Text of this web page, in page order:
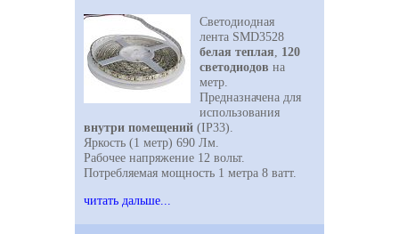
Светодиодная
лента SMD3528
белая теплая
120
светодиодов на
метр.
Предназначена для
использования
внутри помещений (IP33).
Яркость (1 метр) 690 Лм.
Рабочее напряжение 12 вольт.
Потребляемая мощность 1 метра 8 ватт.
читать дальше...